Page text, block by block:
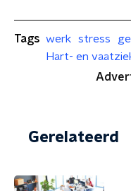
Tags werk stress
Hart- en
Gerelateerd